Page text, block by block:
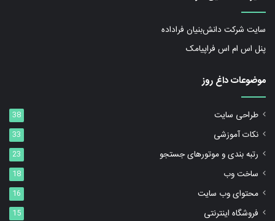
سایت شرکت دانش‌بنیان فراداده
پنل اس ام اس فراپیامک
موضوعات داغ روز
طراحی سایت 38
نکات آموزشی 33
رتبه بندی و موتورهای جستجو 23
ساخت وب 18
محتوای وب سایت 16
فروشگاه اینترنتی 15